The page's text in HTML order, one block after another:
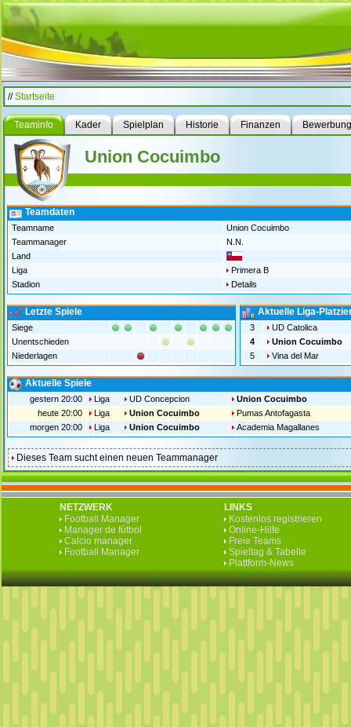
//Startseite
Teaminfo Kader Spielplan Historie Finanzen Bewerbung
Union Cocuimbo
Teamdaten
Teamname
Union Cocuimbo
Teammanager
N.N.
Land
Liga
Primera B
Stadion
Details
Letzte Spiele
Siege
Unentschieden
Niederlagen
Aktuelle Liga-
3
UD Catolica
4
Union Cocuimbo
5
Vina del Mar
Aktuelle Spiele
gestern 20:00 Liga UD Concepcion
Union Cocuimbo
heute 20:00
Liga Union Cocuimbo
Pumas Antofagasta
morgen 20:00
Liga Union Cocuimbo Academia Magallanes
Dieses Team sucht einen neuen Teammanager
NETZWERK
Football Manager
Manager de fútbol
Calcio manager
Football Manager
LINKS
Kostenlos registrieren
Online-Hilfe
Freie Teams
Spieltag & Tabelle
Plattform-News